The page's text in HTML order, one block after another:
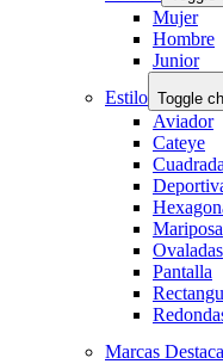
Mujer
Hombre
Junior
Estilo Toggle
Aviador
Cateye
Mariposa
Ovaladas
Pantalla
Marcas